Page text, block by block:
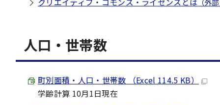
（外
人口・世帯数
町別面積・人口・世帯数 （Excel 114.5 KB）
学齢計算 10月1日現在